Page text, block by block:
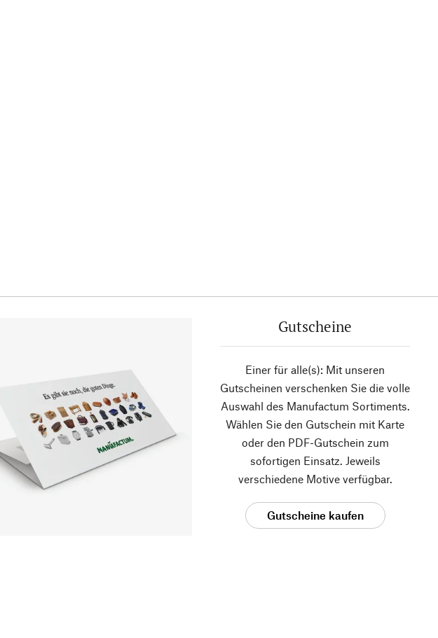
Gutscheine
Einer für alle(s): Mit unseren
Gutscheinen verschenken Sie die volle
Auswahl des Manufactum Sortiments.
Wählen Sie den Gutschein mit Karte
oder den PDF-Gutschein zum
sofortigen Einsatz. Jeweils
verschiedene Motive verfügbar.
Gutscheine kaufen